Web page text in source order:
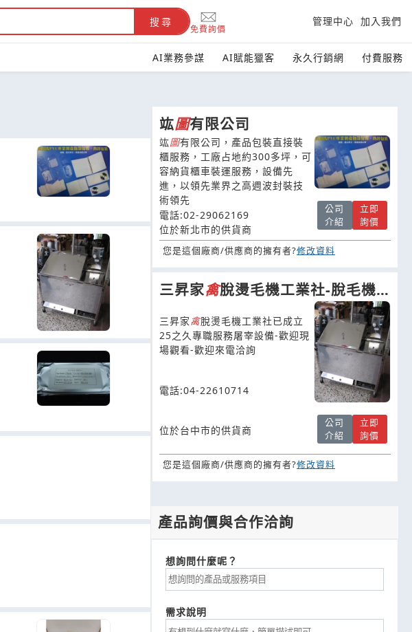
搜尋
免費詢價
管理中心 加入我們
AI業務參謀 AI賦能獵客 永久行銷網 付費服務
竑圖有限公司
竑圖有限公司，產品包裝直接裝
櫃服務，工廠占地約300多坪，可
容納貨櫃車裝運服務，設備先
進，以領先業界之高週波封裝技
術領先
電話:02-29062169
位於新北市的供貨商
公司
介紹
立即
詢價
您是這個廠商/供應商的擁有者?修改資料
三昇家禽脫燙毛機工業社-脫毛機-
三昇家 禽脫燙毛機工業社已成立
25之久專職服務屠宰設備-歡迎現
場觀看-歡迎來電洽詢
電話:04-22610714
位於台中市的供貨商
公司
介紹
立即
詢價
您是這個廠商/供應商的擁有者?修改資料
產品詢價與合作洽詢
想詢問什麼呢？
需求說明